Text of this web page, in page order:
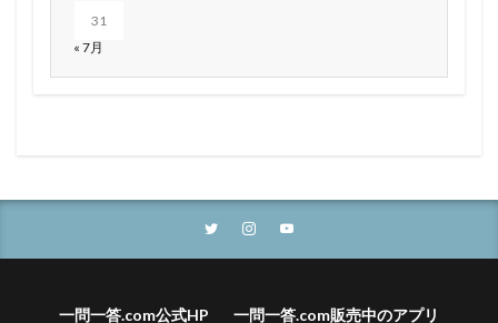
31
« 7月
一問一答.com公式HP 一問一答.com販売中のアプリ